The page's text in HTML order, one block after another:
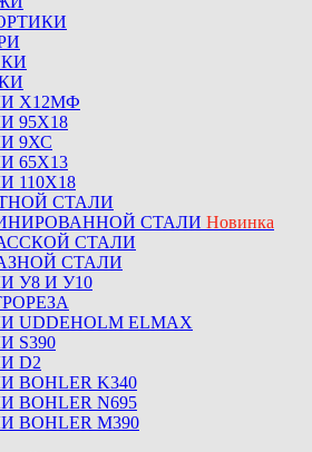
Х12МФ
95Х18
9ХС
65Х13
110Х18
СТАЛИ
СТАЛИ Новинка
СТАЛИ
СТАЛИ
У8 И У10
ELMAX
S390
D2
K340
N695
M390